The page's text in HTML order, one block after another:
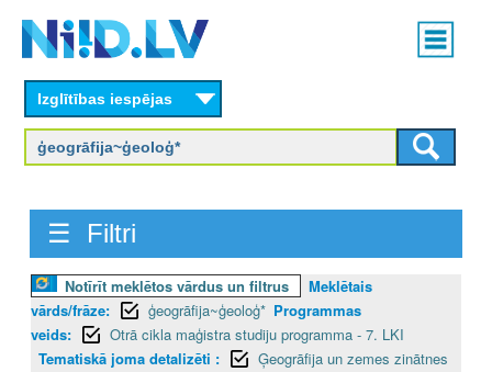
content
Main
menu
Izglītības iespējas
☰ Filtri
Notīrīt meklētos vārdus un filtrus
Meklētais
vārds/frāze:
ģeogrāfija~ģeoloģ* Programmas
veids:
Otrā cikla maģistra studiju programma - 7. LKI
Tematiskā joma detalizēti :
Ģeogrāfija un zemes zinātnes